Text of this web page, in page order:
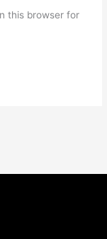
this browser for